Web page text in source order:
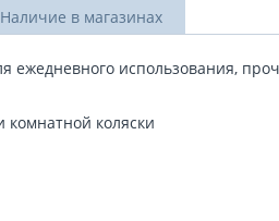
Наличие в магазинах
ежедневного использования,
комнатной коляски